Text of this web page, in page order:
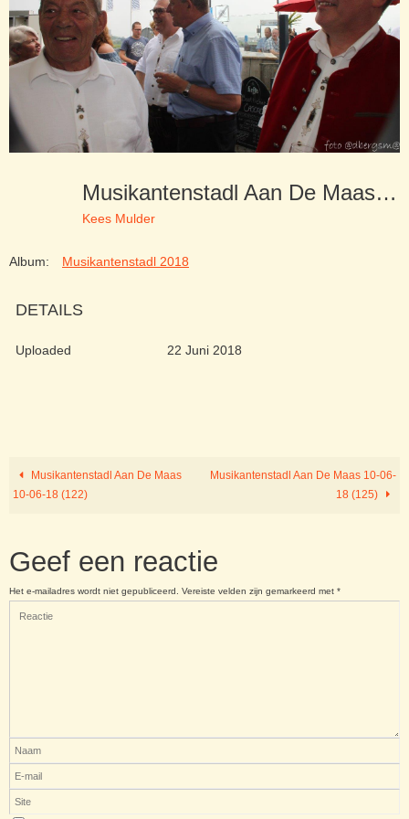
Musikantenstadl Aan De Maas 10-06-18 (124)
Kees Mulder
Album: Musikantenstadl 2018
DETAILS
Uploaded 22 Juni 2018
Musikantenstadl Aan De Maas
10-06-18 (122)
Musikantenstadl Aan De Maas 10-06-
18 (125)
Geef een reactie
Het e-mailadres wordt niet gepubliceerd. Vereiste velden zijn gemarkeerd met *